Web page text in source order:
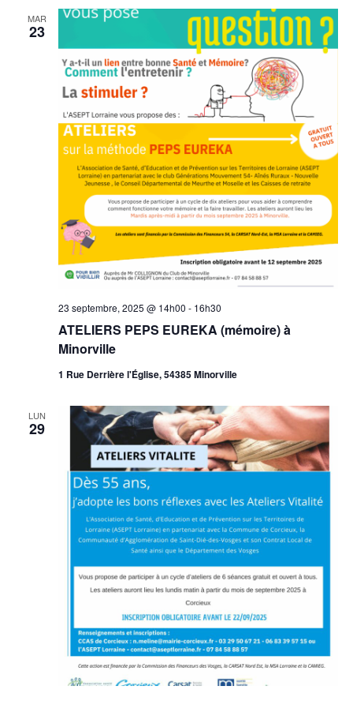
MAR
23
ATELIERS PEPS EUREKA (mémoire) à
Minorville
23 septembre, 2025 @ 14h00 - 16h30
1 Rue Derrière l'Église, 54385 Minorville
LUN
29